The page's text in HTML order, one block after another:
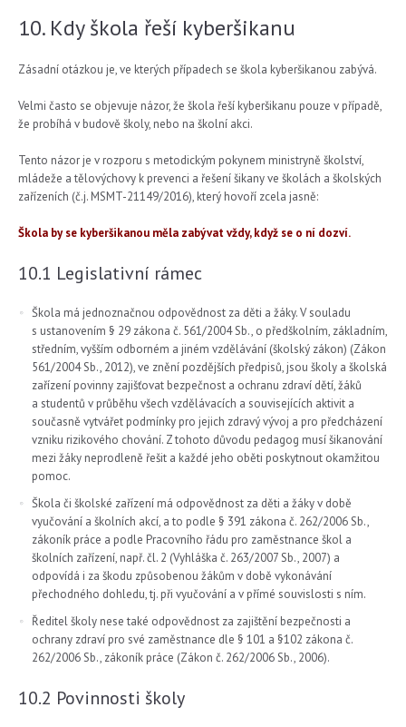
10. Kdy škola řeší kyberšikanu
Zásadní otázkou je, ve kterých případech se škola kyberšikanou zabývá.
Velmi často se objevuje názor, že škola řeší kyberšikanu pouze v případě,
že probíhá v budově školy, nebo na školní akci.
Tento názor je v rozporu s metodickým pokynem ministryně školství,
mládeže a tělovýchovy k prevenci a řešení šikany ve školách a školských
zařízeních (č.j. MSMT-21149/2016), který hovoří zcela jasně:
Škola by se kyberšikanou měla zabývat vždy, když se o ní dozví.
10.1 Legislativní rámec
Škola má jednoznačnou odpovědnost za děti a žáky. V souladu
s ustanovením § 29 zákona č. 561/2004 Sb., o předškolním, základním,
středním, vyšším odborném a jiném vzdělávání (školský zákon) (Zákon
561/2004 Sb., 2012), ve znění pozdějších předpisů, jsou školy a školská
zařízení povinny zajišťovat bezpečnost a ochranu zdraví dětí, žáků
a studentů v průběhu všech vzdělávacích a souvisejících aktivit a
současně vytvářet podmínky pro jejich zdravý vývoj a pro předcházení
vzniku rizikového chování. Z tohoto důvodu pedagog musí šikanování
mezi žáky neprodleně řešit a každé jeho oběti poskytnout okamžitou
pomoc.
Škola či školské zařízení má odpovědnost za děti a žáky v době
vyučování a školních akcí, a to podle § 391 zákona č. 262/2006 Sb.,
zákoník práce a podle Pracovního řádu pro zaměstnance škol a
školních zařízení, např. čl. 2 (Vyhláška č. 263/2007 Sb., 2007) a
odpovídá i za škodu způsobenou žákům v době vykonávání
přechodného dohledu, tj. při vyučování a v přímé souvislosti s ním.
Ředitel školy nese také odpovědnost za zajištění bezpečnosti a
ochrany zdraví pro své zaměstnance dle § 101 a §102 zákona č.
262/2006 Sb., zákoník práce (Zákon č. 262/2006 Sb., 2006).
10.2 Povinnosti školy